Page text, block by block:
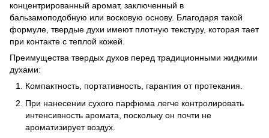
концентрированный аромат, заключенный в
бальзамоподобную или восковую основу. Благодаря такой
формуле, твердые духи имеют плотную текстуру, которая тает
при контакте с теплой кожей.
Преимущества твердых духов перед традиционными жидкими
духами:
Компактность, портативность, гарантия от протекания.
При нанесении сухого парфюма легче контролировать
интенсивность аромата, поскольку он почти не
ароматизирует воздух.